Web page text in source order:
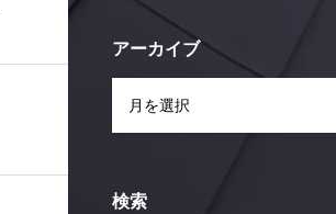
アーカイブ
検索